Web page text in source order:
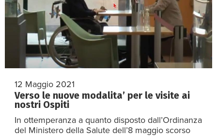
12 Maggio 2021
Verso le nuove modalita’ per le visite ai
nostri Ospiti
In ottemperanza a quanto disposto dall’Ordinanza
del Ministero della Salute dell’8 maggio scorso